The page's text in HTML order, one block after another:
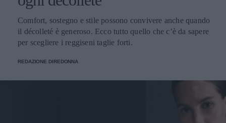
Comfort, sostegno e stile possono convivere anche quando
il décolleté è generoso. Ecco tutto quello che c’è da sapere
per scegliere i reggiseni taglie forti.
REDAZIONE DIREDONNA